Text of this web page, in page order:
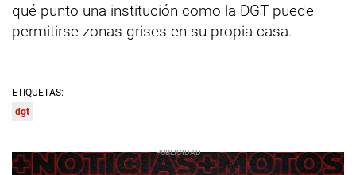
qué punto una institución como la DGT puede
permitirse zonas grises en su propia casa.
ETIQUETAS:
dgt